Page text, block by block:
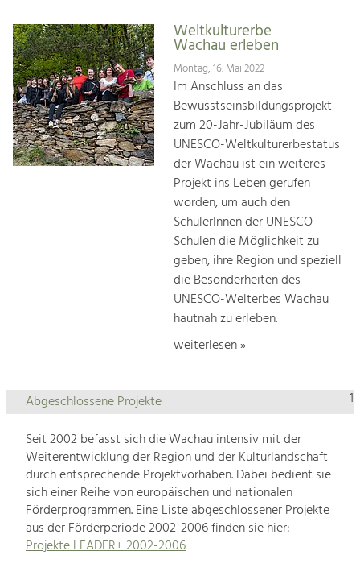
Weltkulturerbe
Wachau erleben
Montag, 16. Mai 2022
Im Anschluss an das
Bewusstseinsbildungsprojekt
zum 20-Jahr-Jubiläum des
UNESCO-Weltkulturerbestatus
der Wachau ist ein weiteres
Projekt ins Leben gerufen
worden, um auch den
SchülerInnen der UNESCO-
Schulen die Möglichkeit zu
geben, ihre Region und speziell
die Besonderheiten des
UNESCO-Welterbes Wachau
hautnah zu erleben.
weiterlesen »
1
Abgeschlossene Projekte
Seit 2002 befasst sich die Wachau intensiv mit der
Weiterentwicklung der Region und der Kulturlandschaft
durch entsprechende Projektvorhaben. Dabei bedient sie
sich einer Reihe von europäischen und nationalen
Förderprogrammen. Eine Liste abgeschlossener Projekte
aus der Förderperiode 2002-2006 finden sie hier:
Projekte LEADER+ 2002-2006